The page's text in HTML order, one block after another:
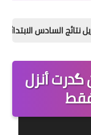
والتعليم
وهيئة
الدور الثاني 2025
٧٨.. شلون گدرت أنزل